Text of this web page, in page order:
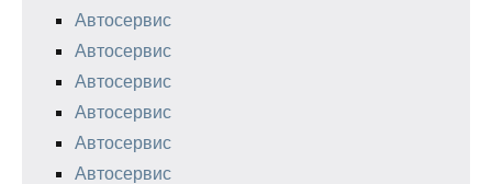
Автосервис
Автосервис
Автосервис
Автосервис
Автосервис
Автосервис